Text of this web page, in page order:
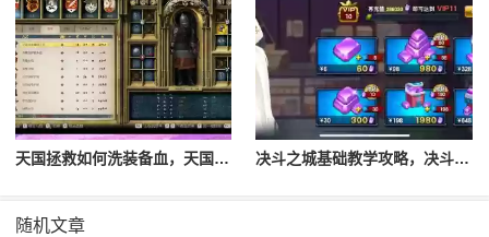
天国拯救如何洗装备血，天国拯救怎么洗衣服 决斗之城基础教学攻略，决斗之城教学攻略2111
随机文章